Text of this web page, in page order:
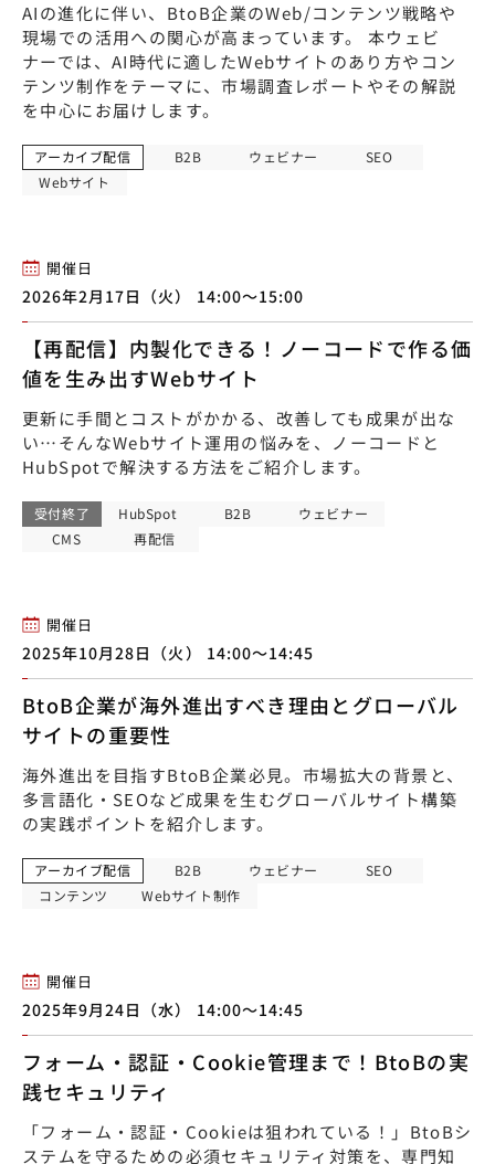
AIの進化に伴い、BtoB企業のWeb/コンテンツ戦略や
現場での活用への関心が高まっています。 本ウェビ
ナーでは、AI時代に適したWebサイトのあり方やコン
テンツ制作をテーマに、市場調査レポートやその解説
を中心にお届けします。
アーカイブ配信 B2B ウェビナー
SEO
Webサイト
開催日
2026年2月17日（火） 14:00〜15:00
【再配信】内製化できる！ノーコードで作る価
値を生み出すWebサイト
更新に手間とコストがかかる、改善しても成果が出な
い…そんなWebサイト運用の悩みを、ノーコードと
HubSpotで解決する方法をご紹介します。
受付終了 HubSpot B2B
ウェビナー
CMS
再配信
開催日
2025年10月28日（火） 14:00〜14:45
BtoB企業が海外進出すべき理由とグローバル
サイトの重要性
海外進出を目指すBtoB企業必見。市場拡大の背景と、
多言語化・SEOなど成果を生むグローバルサイト構築
の実践ポイントを紹介します。
アーカイブ配信 B2B ウェビナー
SEO
コンテンツ
Webサイト制作
開催日
2025年9月24日（水） 14:00〜14:45
フォーム・認証・Cookie管理まで！BtoBの実
践セキュリティ
「フォーム・認証・Cookieは狙われている！」BtoBシ
ステムを守るための必須セキュリティ対策を、専門知